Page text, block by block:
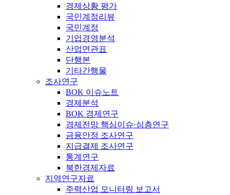
경제상황 평가
국민계정리뷰
국민계정
기업경영분석
산업연관표
단행본
기타간행물
조사연구
BOK 이슈노트
경제분석
BOK 경제연구
경제전망 핵심이슈·심층연구
금융안정 조사연구
지급결제 조사연구
통계연구
북한경제자료
지역연구자료
주력산업 모니터링 보고서